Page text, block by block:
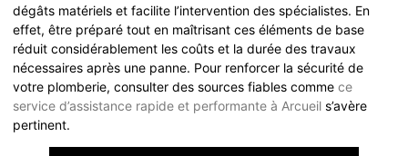
dégâts matériels et facilite l’intervention des spécialistes. En
effet, être préparé tout en maîtrisant ces éléments de base
réduit considérablement les coûts et la durée des travaux
nécessaires après une panne. Pour renforcer la sécurité de
votre plomberie, consulter des sources fiables comme ce
service d’assistance rapide et performante à Arcueil s’avère
pertinent.